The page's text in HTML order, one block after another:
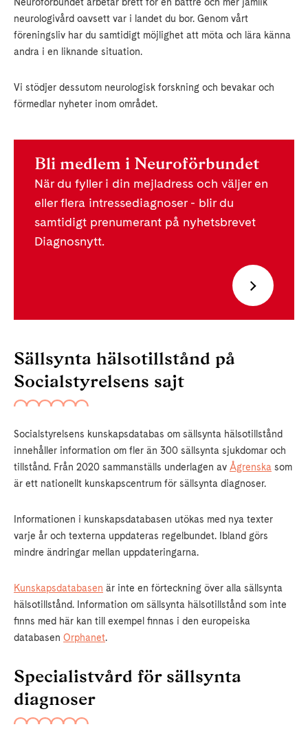
neurologivård oavsett var i landet du bor. Genom vårt
föreningsliv har du samtidigt möjlighet att möta och lära känna
andra i en liknande situation.
Vi stödjer dessutom neurologisk forskning och bevakar och
förmedlar nyheter inom området.
Bli medlem i Neuroförbundet
När du fyller i din mejladress och väljer en
eller flera intressediagnoser - blir du
samtidigt prenumerant på nyhetsbrevet
Diagnosnytt.
Sällsynta hälsotillstånd på
Socialstyrelsens sajt
Socialstyrelsens kunskapsdatabas om sällsynta hälsotillstånd
innehåller information om fler än 300 sällsynta sjukdomar och
tillstånd. Från 2020 sammanställs underlagen av Ågrenska som
är ett nationellt kunskapscentrum för sällsynta diagnoser.
Informationen i kunskapsdatabasen utökas med nya texter
varje år och texterna uppdateras regelbundet. Ibland görs
mindre ändringar mellan uppdateringarna.
Kunskapsdatabasen är inte en förteckning över alla sällsynta
hälsotillstånd. Information om sällsynta hälsotillstånd som inte
finns med här kan till exempel finnas i den europeiska
databasen Orphanet.
Specialistvård för sällsynta
diagnoser